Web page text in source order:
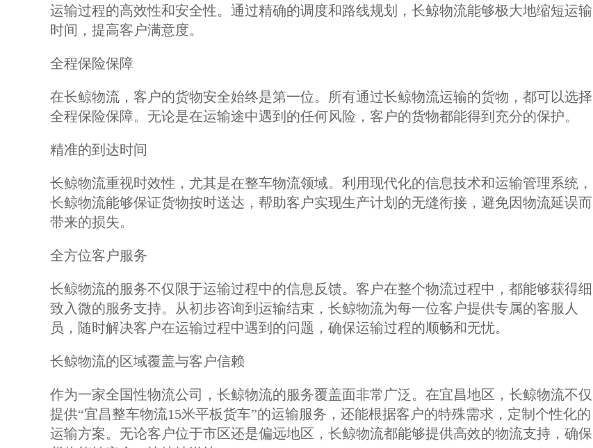
运输过程的高效性和安全性。通过精确的调度和路线规划，长鲸物流能够极大地缩短运输
时间，提高客户满意度。
全程保险保障
在长鲸物流，客户的货物安全始终是第一位。所有通过长鲸物流运输的货物，都可以选择
全程保险保障。无论是在运输途中遇到的任何风险，客户的货物都能得到充分的保护。
精准的到达时间
长鲸物流重视时效性，尤其是在整车物流领域。利用现代化的信息技术和运输管理系统，
长鲸物流能够保证货物按时送达，帮助客户实现生产计划的无缝衔接，避免因物流延误而
带来的损失。
全方位客户服务
长鲸物流的服务不仅限于运输过程中的信息反馈。客户在整个物流过程中，都能够获得细
致入微的服务支持。从初步咨询到运输结束，长鲸物流为每一位客户提供专属的客服人
员，随时解决客户在运输过程中遇到的问题，确保运输过程的顺畅和无忧。
长鲸物流的区域覆盖与客户信赖
作为一家全国性物流公司，长鲸物流的服务覆盖面非常广泛。在宜昌地区，长鲸物流不仅
提供“宜昌整车物流15米平板货车”的运输服务，还能根据客户的特殊需求，定制个性化的
运输方案。无论客户位于市区还是偏远地区，长鲸物流都能够提供高效的物流支持，确保